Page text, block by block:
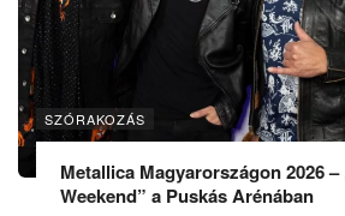
SZÓRAKOZÁS
Metallica Magyarországon 2026 –
Weekend” a Puskás Arénában